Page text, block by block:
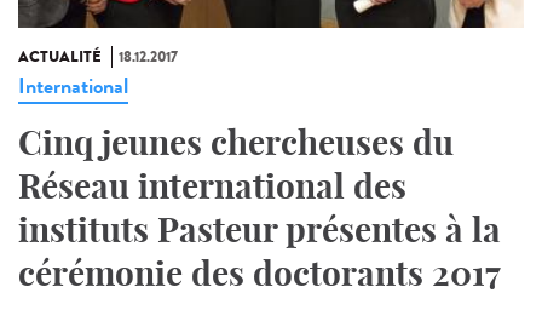
ACTUALITÉ 18.12.2017
International
Cinq jeunes chercheuses du
Réseau international des
instituts Pasteur présentes à la
cérémonie des doctorants 2017